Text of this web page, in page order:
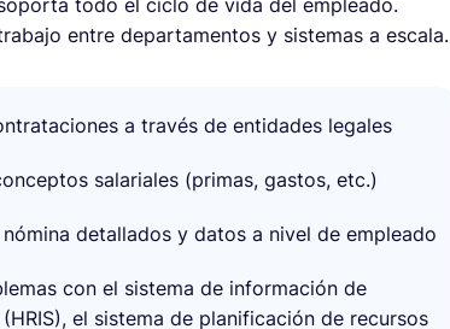
todo el ciclo de vida del empleado.
entre departamentos y sistemas a escala.
a través de entidades legales
salariales (primas, gastos, etc.)
detallados y datos a nivel de empleado
con el sistema de información de
el sistema de planificación de recursos